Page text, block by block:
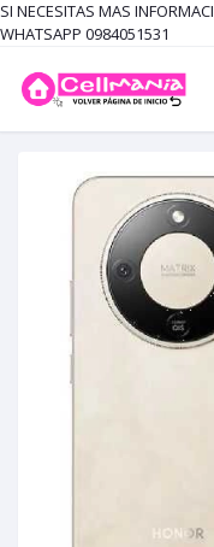
SI NECESITAS MAS
WHATSAPP 0984051531